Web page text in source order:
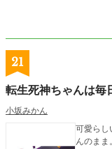
か。 元
21
転生死神ちゃんは毎
小坂みかん
可愛ら
んのまま。 〈死神〉の異名を持つ名うての殺し屋は、